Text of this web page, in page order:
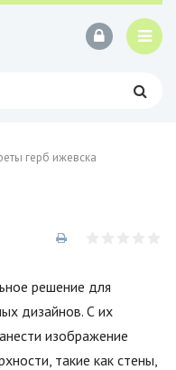
герб ижевска
решение для
дизайнов. С их
изображение
такие как стены,